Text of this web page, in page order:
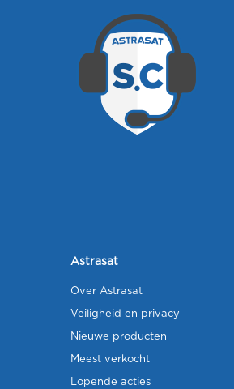
Astrasat
Over Astrasat
Veiligheid en privacy
Nieuwe producten
Meest verkocht
Lopende acties